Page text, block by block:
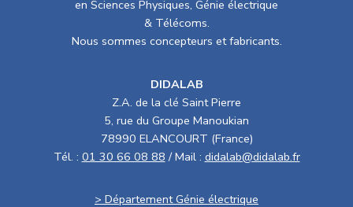
en Sciences Physiques, Génie électrique
& Télécoms.
Nous sommes concepteurs et fabricants.
DIDALAB
Z.A. de la clé Saint Pierre
5, rue du Groupe Manoukian
78990 ELANCOURT (France)
Tél. : 01 30 66 08 88 / Mail : didalab@didalab.fr
> Département Génie électrique